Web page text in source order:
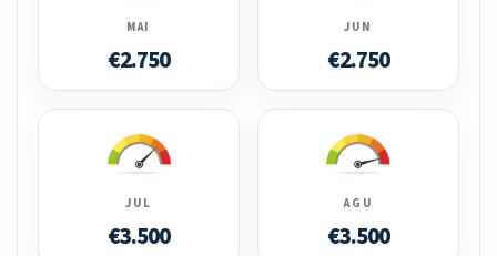
MAI
€2.750
JUN
€2.750
JUL
€3.500
AGU
€3.500